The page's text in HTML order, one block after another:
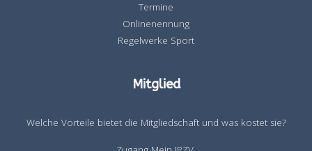
Termine
Onlinenennung
Regelwerke Sport
Mitglied
Welche Vorteile bietet die Mitgliedschaft und was kostet sie?